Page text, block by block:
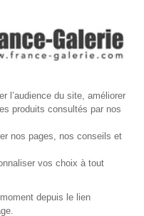
l’audience du site, améliorer
produits consultés par nos
nos pages, nos conseils et
vos choix à tout
depuis le lien
